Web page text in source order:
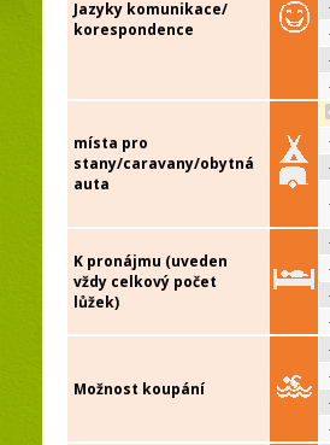
Jazyky komunikace/
korespondence
místa pro
stany/caravany/obytná
auta
K pronájmu (uveden
vždy celkový počet
lůžek)
Možnost koupání